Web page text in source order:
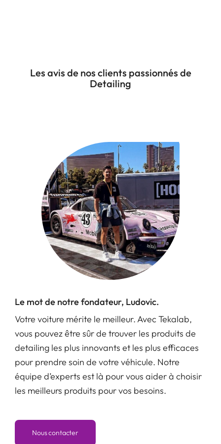
Les avis de nos clients passionnés de
Detailing
Le mot de notre fondateur, Ludovic.
Votre voiture mérite le meilleur. Avec Tekalab,
vous pouvez être sûr de trouver les produits de
detailing les plus innovants et les plus efficaces
pour prendre soin de votre véhicule. Notre
équipe d’experts est là pour vous aider à choisir
les meilleurs produits pour vos besoins.
Nous contacter